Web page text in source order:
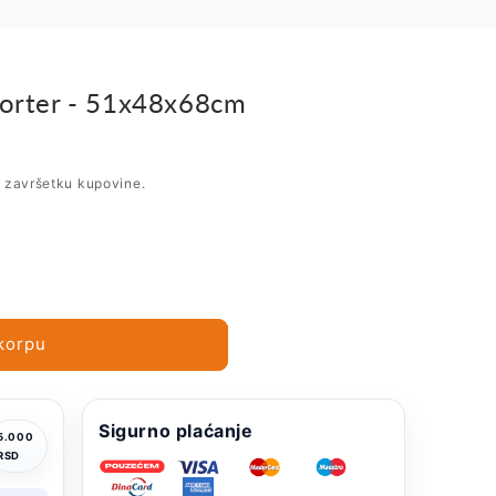
- 51x48x68cm
kupovine.
Sigurno plaćanje